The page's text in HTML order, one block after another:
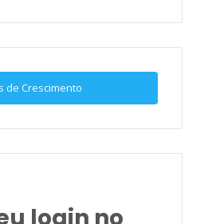
de Crescimento